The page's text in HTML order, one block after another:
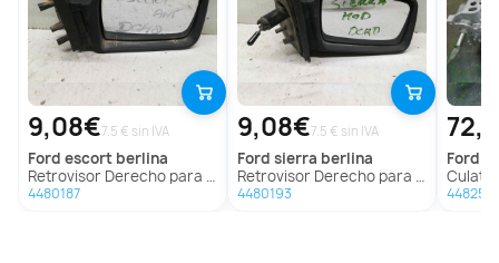
9,08€7.5 € sin IVA
ford escort berlina
Retrovisor Derecho para Ford Escort Berlina
4480187
9,08€7.5 € sin IVA
ford sierra berlina
Retrovisor Derecho para Ford Sierra Berlina
4480193
ford
Culata